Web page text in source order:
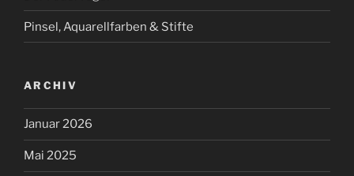
Pinsel, Aquarellfarben & Stifte
ARCHIV
Januar 2026
Mai 2025